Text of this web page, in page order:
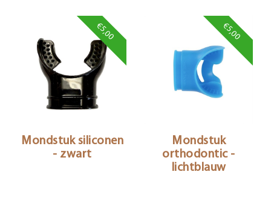
€5,00
Mondstuk siliconen
- zwart
€5,00
Mondstuk
orthodontic -
lichtblauw